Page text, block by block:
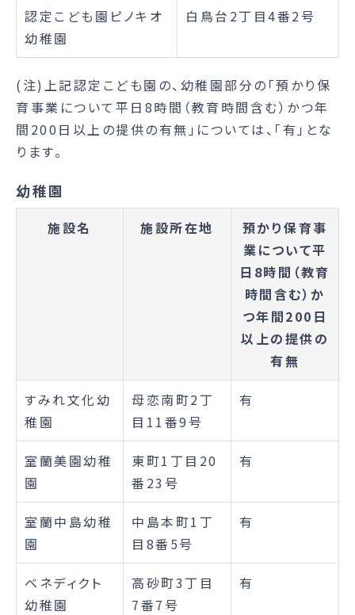
認定こども園ピノキオ
幼稚園
白鳥台2丁目4番2号
(注)上記認定こども園の、幼稚園部分の「預かり保
育事業について平日8時間（教育時間含む）かつ年
間200日以上の提供の有無」については、「有」とな
ります。
幼稚園
施設名 施設所在地
預かり保育事
業について平
日8時間（教育
時間含む）か
つ年間200日
以上の提供の
有無
すみれ文化幼
稚園
母恋南町2丁
目11番9号
有
室蘭美園幼稚
園
東町1丁目20
番23号
有
室蘭中島幼稚
園
中島本町1丁
目8番5号
有
ベネディクト
幼稚園
高砂町3丁目
7番7号
有